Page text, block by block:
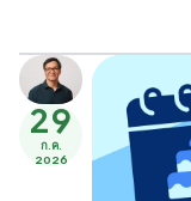
29
ก.ค.
2026